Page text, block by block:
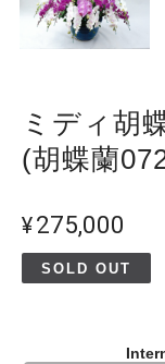
ミディ胡
(胡蝶蘭
¥275,000
SOLD OUT